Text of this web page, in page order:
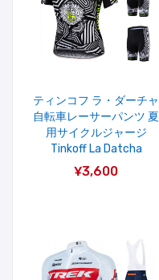
ティンコフ ラ・ダーチャ
自転車レーサーパンツ 夏
用サイクルジャージ
Tinkoff La Datcha
¥3,600